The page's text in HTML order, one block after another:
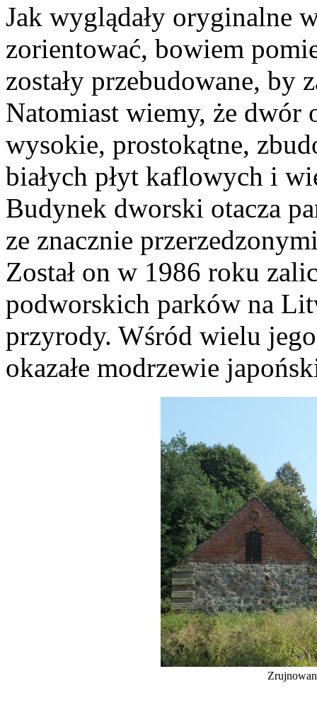
Jak wyglądały oryginalne
zorientować, bowiem
zostały przebudowane, by
Natomiast wiemy, że dwór
wysokie, prostokątne,
białych płyt kaflowych i
Budynek dworski otacza
ze znacznie
Został on w 1986 roku
podworskich parków na
przyrody. Wśród wielu
okazałe modrzewie